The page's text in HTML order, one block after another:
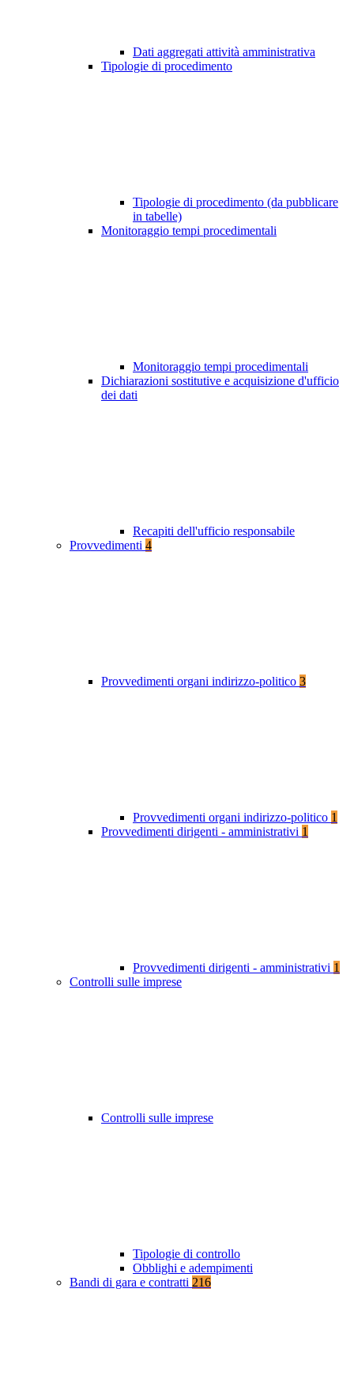
Dati aggregati attività amministrativa
Tipologie di procedimento
Tipologie di procedimento (da pubblicare
in tabelle)
Monitoraggio tempi procedimentali
Monitoraggio tempi procedimentali
Dichiarazioni sostitutive e acquisizione d'ufficio
dei dati
Recapiti dell'ufficio responsabile
Provvedimenti 4
Provvedimenti organi indirizzo-politico 3
Provvedimenti organi indirizzo-politico 1
Provvedimenti dirigenti - amministrativi 1
Provvedimenti dirigenti - amministrativi 1
Controlli sulle imprese
Controlli sulle imprese
Tipologie di controllo
Obblighi e adempimenti
Bandi di gara e contratti 216